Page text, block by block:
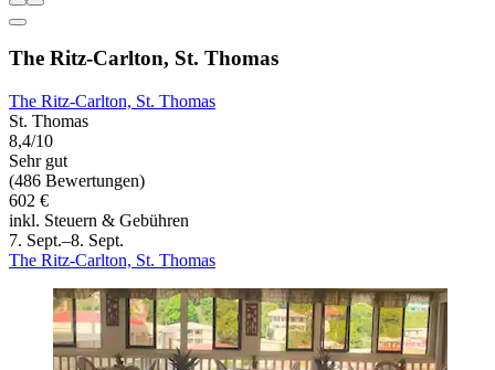
The Ritz-Carlton, St. Thomas
The Ritz-Carlton, St. Thomas
St. Thomas
8,4/10
Sehr gut
(486 Bewertungen)
602 €
inkl. Steuern & Gebühren
7. Sept.–8. Sept.
The Ritz-Carlton, St. Thomas